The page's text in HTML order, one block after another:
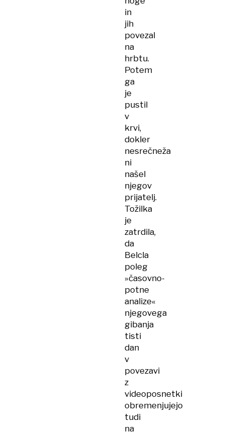
in
jih
povezal
na
hrbtu.
Potem
ga
je
pustil
v
krvi,
dokler
nesrečneža
ni
našel
njegov
prijatelj.
Tožilka
je
zatrdila,
da
Belcla
poleg
»časovno-
potne
analize«
njegovega
gibanja
tisti
dan
v
povezavi
z
videoposnetki
obremenjujejo
tudi
na